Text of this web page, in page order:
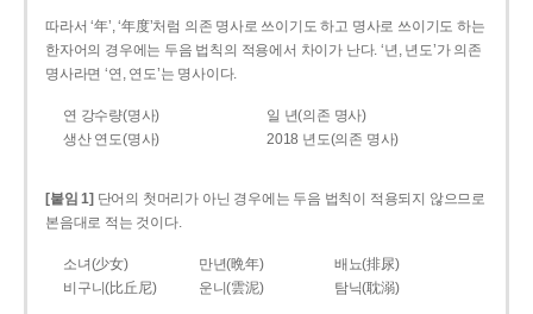
따라서 ‘年’, ‘年度’처럼 의존 명사로 쓰이기도 하고 명사로 쓰이기도 하는
한자어의 경우에는 두음 법칙의 적용에서 차이가 난다. ‘년, 년도’가 의존
명사라면 ‘연, 연도’는 명사이다.
연 강수량(명사)
일 년(의존 명사)
생산 연도(명사)
2018 년도(의존 명사)
[붙임 1] 단어의 첫머리가 아닌 경우에는 두음 법칙이 적용되지 않으므로
본음대로 적는 것이다.
소녀(少女) 만년(晩年)
배뇨(排尿)
비구니(比丘尼)
운니(雲泥) 탐닉(耽溺)